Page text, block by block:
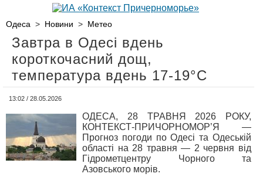
Одеса > Новини > Метео
Завтра в Одесі вдень
короткочасний дощ,
температура вдень 17-19°С
13:02 / 28.05.2026
ОДЕСА, 28 ТРАВНЯ 2026 РОКУ,
КОНТЕКСТ-ПРИЧОРНОМОР’Я —
Прогноз погоди по Одесі та Одеській
області на 28 травня — 2 червня від
Гідрометцентру Чорного та
Азовського морів.